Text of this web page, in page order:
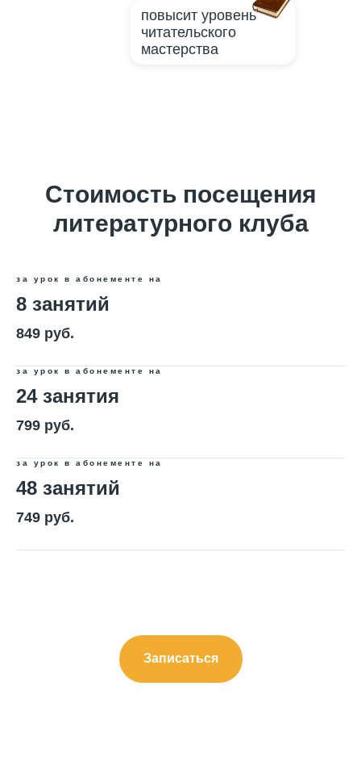
повысит уровень
читательского
мастерства
Стоимость посещения
литературного клуба
за урок в абонементе на
8 занятий
849 руб.
за урок в абонементе на
24 занятия
799 руб.
за урок в абонементе на
48 занятий
749 руб.
Записаться
Оставить заявку
Скорочтение
Красивый почерк
Подготовка к школе
Написание сочинений
Нейрокурс
Тарифы
Реферальная программа
Наши методисты